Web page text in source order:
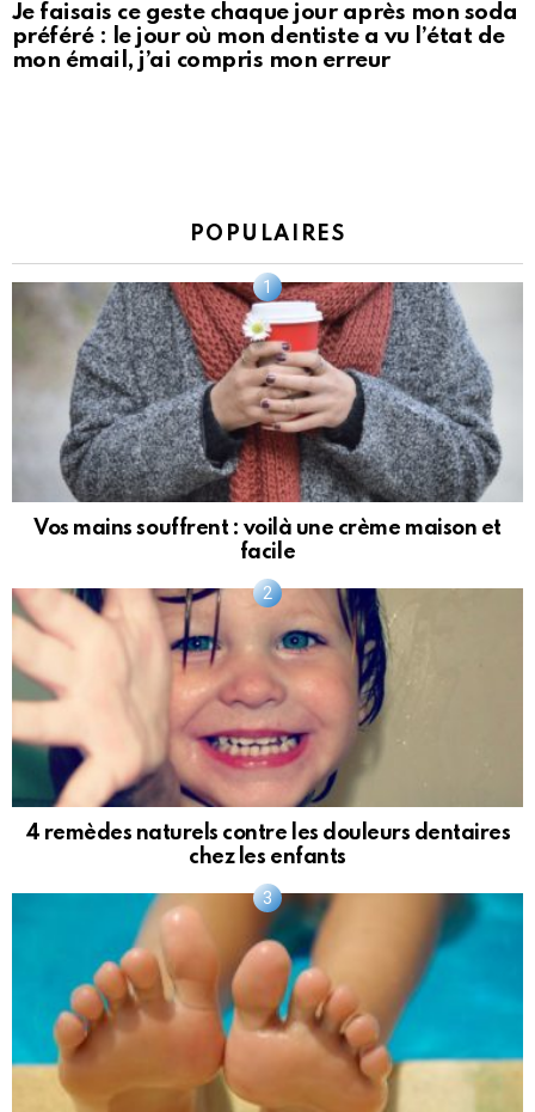
Je faisais ce geste chaque jour après mon soda
préféré : le jour où mon dentiste a vu l’état de
mon émail, j’ai compris mon erreur
POPULAIRES
Vos mains souffrent : voilà une crème maison et
facile
4 remèdes naturels contre les douleurs dentaires
chez les enfants